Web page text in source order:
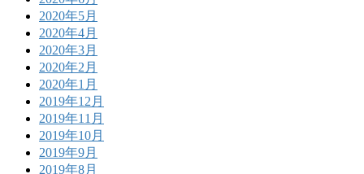
2020年5月
2020年4月
2020年3月
2020年2月
2020年1月
2019年12月
2019年11月
2019年10月
2019年9月
2019年8月